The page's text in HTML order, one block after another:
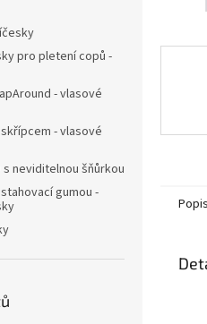
pro pletení copů -
- vlasové
skřípcem - vlasové
s neviditelnou šňůrkou
stahovací gumou -
Popis